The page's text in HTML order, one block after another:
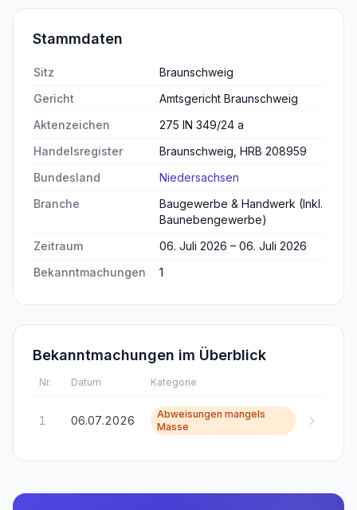
Stammdaten
Sitz
Braunschweig
Gericht
Amtsgericht Braunschweig
Aktenzeichen
275 IN 349/24 a
Handelsregister
Braunschweig, HRB 208959
Bundesland
Niedersachsen
Branche
Baugewerbe & Handwerk (Inkl.
Baunebengewerbe)
Zeitraum
06. Juli 2026 – 06. Juli 2026
Bekanntmachungen
1
Bekanntmachungen im Überblick
Nr. Datum Kategorie
1 06.07.2026
Abweisungen mangels
Masse